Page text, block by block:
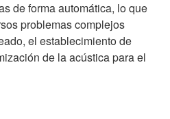
de forma automática, lo que
problemas complejos
el establecimiento de
de la acústica para el